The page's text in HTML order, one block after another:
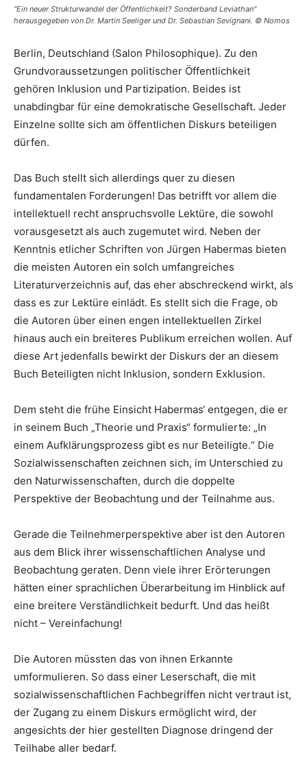
"Ein neuer Strukturwandel der Öffentlichkeit? Sonderband Leviathan"
herausgegeben von Dr. Martin Seeliger und Dr. Sebastian Sevignani. © Nomos
Berlin, Deutschland (Salon Philosophique). Zu den
Grundvoraussetzungen politischer Öffentlichkeit
gehören Inklusion und Partizipation. Beides ist
unabdingbar für eine demokratische Gesellschaft. Jeder
Einzelne sollte sich am öffentlichen Diskurs beteiligen
dürfen.
Das Buch stellt sich allerdings quer zu diesen
fundamentalen Forderungen! Das betrifft vor allem die
intellektuell recht anspruchsvolle Lektüre, die sowohl
vorausgesetzt als auch zugemutet wird. Neben der
Kenntnis etlicher Schriften von Jürgen Habermas bieten
die meisten Autoren ein solch umfangreiches
Literaturverzeichnis auf, das eher abschreckend wirkt, als
dass es zur Lektüre einlädt. Es stellt sich die Frage, ob
die Autoren über einen engen intellektuellen Zirkel
hinaus auch ein breiteres Publikum erreichen wollen. Auf
diese Art jedenfalls bewirkt der Diskurs der an diesem
Buch Beteiligten nicht Inklusion, sondern Exklusion.
Dem steht die frühe Einsicht Habermas‘ entgegen, die er
in seinem Buch „Theorie und Praxis“ formulierte: „In
einem Aufklärungsprozess gibt es nur Beteiligte.“ Die
Sozialwissenschaften zeichnen sich, im Unterschied zu
den Naturwissenschaften, durch die doppelte
Perspektive der Beobachtung und der Teilnahme aus.
Gerade die Teilnehmerperspektive aber ist den Autoren
aus dem Blick ihrer wissenschaftlichen Analyse und
Beobachtung geraten. Denn viele ihrer Erörterungen
hätten einer sprachlichen Überarbeitung im Hinblick auf
eine breitere Verständlichkeit bedurft. Und das heißt
nicht – Vereinfachung!
Die Autoren müssten das von ihnen Erkannte
umformulieren. So dass einer Leserschaft, die mit
sozialwissenschaftlichen Fachbegriffen nicht vertraut ist,
der Zugang zu einem Diskurs ermöglicht wird, der
angesichts der hier gestellten Diagnose dringend der
Teilhabe aller bedarf.